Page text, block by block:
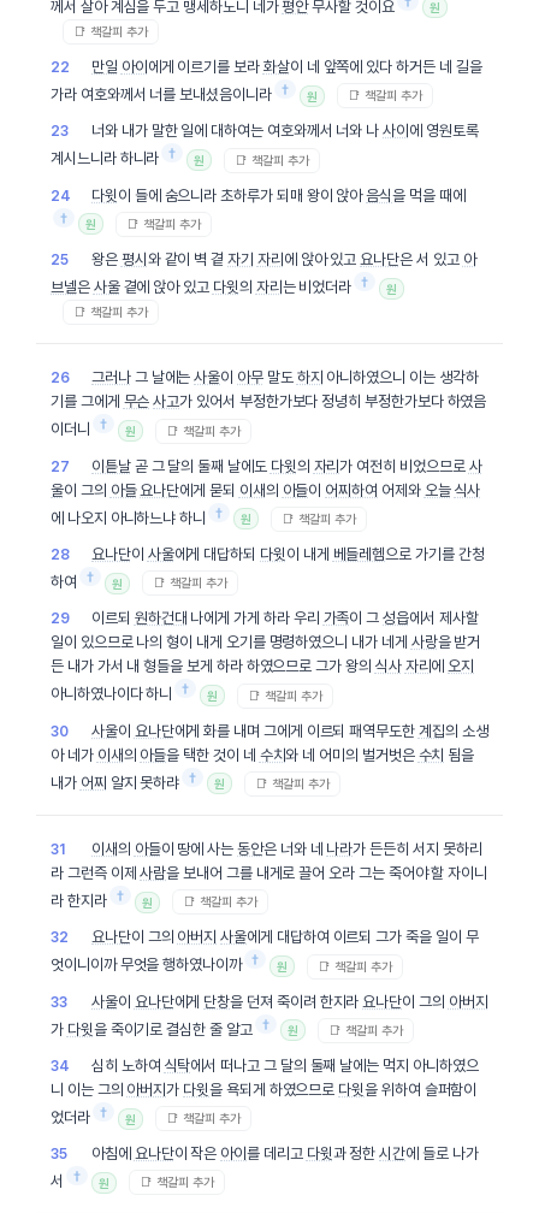
께서 살아 계심을 두고 맹세하노니 네가평안무사할 것이요 원
📑 책갈피 추가
22 만일 아이 에게 이르기를 보라 화살이 네 앞쪽에 있다 하거든 네 길을
가라 여호와께서 너를 보내셨음이니라 † 원 📑 책갈피 추가
23 너와 내가 말한 일에 대하여는 여호와께서 너와 나사이 에 영원토록
계시느니라 하니라 † 원 📑 책갈피 추가
24 다윗 이 들에 숨으니라 초하루가 되매 왕이 앉아음식을 먹을 때에
†
원 📑 책갈피 추가
25 왕은 평시 와 같이 벽 곁자기 자리 에 앉아 있고 요나단은 서 있고 아
브넬은 사울곁에 앉아 있고 다윗의 자리 는 비었더라 † 원
📑 책갈피 추가
26 그러나그 날에는사울이 아무말도 하지 아니하였으니 이는 생각하
기를 그에게 무슨 사고가 있어서 부정한가보다 정녕히 부정한가보다 하였음
이더니
† 원 📑 책갈피 추가
27 이튿날곧 그 달의 둘째 날에도 다윗의 자리가 여전히 비었으므로 사
울이 그의 아들 요나단에게 묻되 이새의 아들이 어찌하여 어제와 오늘 식사
에 나오지 아니하느냐 하니
† 원 📑 책갈피 추가
28 요나단이 사울에게 대답하되 다윗 이 내게 베들레헴으로 가기를 간청
하여
† 원 📑 책갈피 추가
29 이르되 원하건대 나에게 가게 하라 우리 가족이 그성읍에서 제사할
일이 있으므로 나의 형이 내게 오기를 명령하였으니 내가 네게 사랑을 받거
든 내가 가서 내 형들을 보게 하라 하였으므로 그가 왕의 식사 자리 에오지
아니하였나이다 하니
† 원 📑 책갈피 추가
30 사울이 요나단에게 화를 내며 그에게 이르되 패역무도한 계집의 소생
아 네가 이새의 아들을 택한 것이 네 수치와 네 어미의 벌거벗은 수치 됨을
내가 어찌 알지 못하랴 † 원 📑 책갈피 추가
31 이새의 아들이 땅에 사는동안은 너와 네 나라가 든든히 서지 못하리
라 그런즉 이제사람을 보내어 그를 내게로 끌어 오라 그는 죽어야 할 자이니
라 한지라 † 원 📑 책갈피 추가
32 요나단이 그의 아버지 사울에게 대답하여 이르되 그가 죽을 일이 무
엇이니이까 무엇을 행하였나이까 † 원 📑 책갈피 추가
33 사울이 요나단에게 단창을 던져 죽이려 한지라 요나단이 그의 아버지
가 다윗을 죽이기로 결심한 줄 알고 † 원 📑 책갈피 추가
34 심히 노하여 식탁에서 떠나고 그 달의 둘째 날에는 먹지 아니하였으
니 이는 그의 아버지가 다윗을 욕되게 하였으므로 다윗을 위하여 슬퍼함이
었더라 † 원 📑 책갈피 추가
35 아침에 요나단이 작은 아이를 데리고 다윗과 정한시간에 들로 나가
서
† 원 📑 책갈피 추가